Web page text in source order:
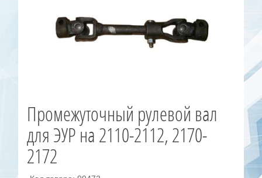
Промежуточный рулевой вал
для ЭУР на 2110-2112, 2170-
2172